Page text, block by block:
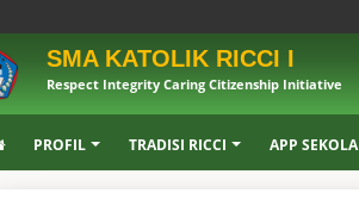
SMA KATOLIK RICCI I
Respect Integrity Caring Citizenship Initiative
PROFIL TRADISI RICCI APP